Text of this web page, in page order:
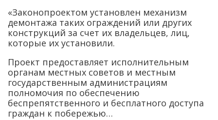
«Законопроектом установлен механизм
демонтажа таких ограждений или других
конструкций за счет их владельцев, лиц,
которые их установили.
Проект предоставляет исполнительным
органам местных советов и местным
государственным администрациям
полномочия по обеспечению
беспрепятственного и бесплатного доступа
граждан к побережью…